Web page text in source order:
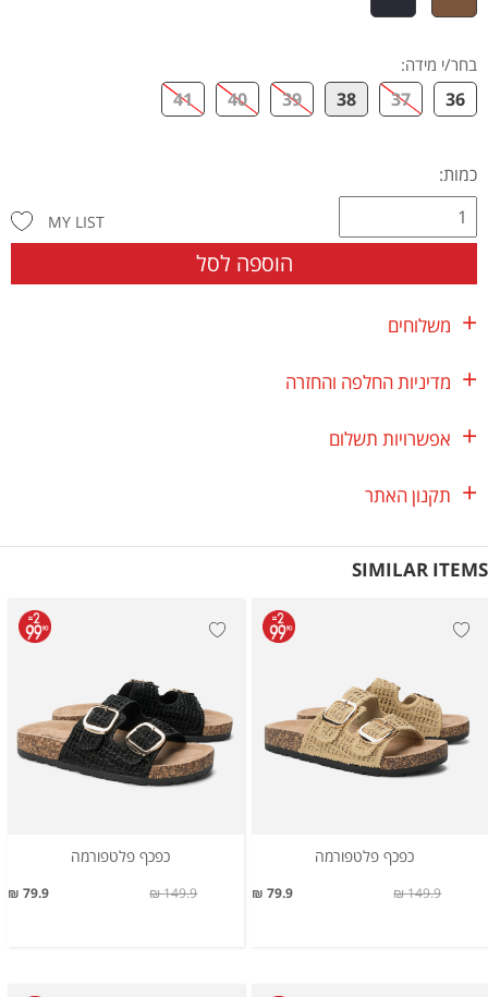
בחר/י מידה:
36
37
38
39
40
41
כמות:
הוספה לסל
MY LIST
משלוחים
מדיניות החלפה והחזרה
אפשרויות תשלום
תקנון האתר
SIMILAR ITEMS
כפכף פלטפורמה
79.9 ₪ 149.9 ₪
כפכף פלטפורמה
79.9 ₪ 149.9 ₪